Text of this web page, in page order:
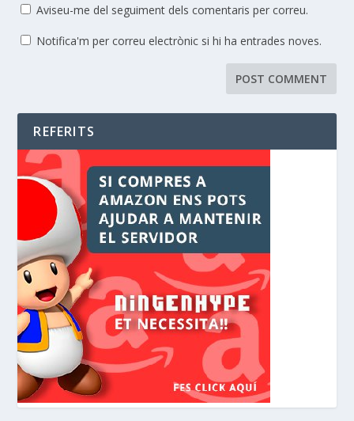
Aviseu-me del seguiment dels comentaris per correu.
Notifica'm per correu electrònic si hi ha entrades noves.
REFERITS